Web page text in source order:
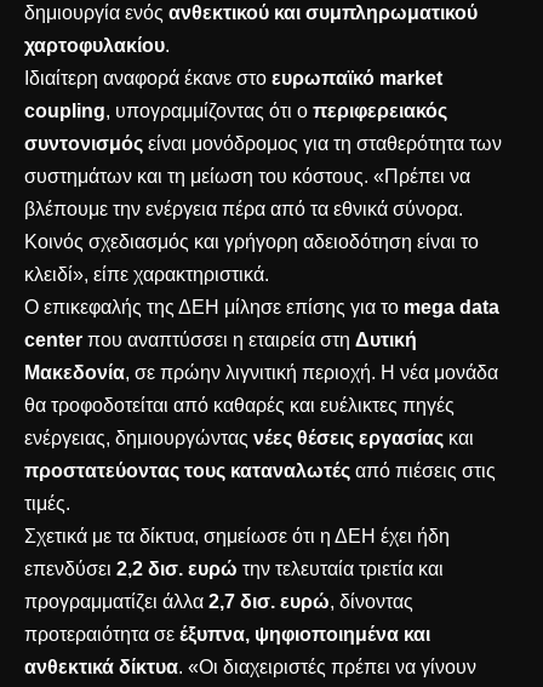
δημιουργία ενός ανθεκτικού και συμπληρωματικού
χαρτοφυλακίου.
Ιδιαίτερη αναφορά έκανε στο ευρωπαϊκό market
coupling, υπογραμμίζοντας ότι ο περιφερειακός
συντονισμός είναι μονόδρομος για τη σταθερότητα των
συστημάτων και τη μείωση του κόστους. «Πρέπει να
βλέπουμε την ενέργεια πέρα από τα εθνικά σύνορα.
Κοινός σχεδιασμός και γρήγορη αδειοδότηση είναι το
κλειδί», είπε χαρακτηριστικά.
Ο επικεφαλής της ΔΕΗ μίλησε επίσης για το mega data
center που αναπτύσσει η εταιρεία στη Δυτική
Μακεδονία, σε πρώην λιγνιτική περιοχή. Η νέα μονάδα
θα τροφοδοτείται από καθαρές και ευέλικτες πηγές
ενέργειας, δημιουργώντας νέες θέσεις εργασίας και
προστατεύοντας τους καταναλωτές από πιέσεις στις
τιμές.
Σχετικά με τα δίκτυα, σημείωσε ότι η ΔΕΗ έχει ήδη
επενδύσει 2,2 δισ. ευρώ την τελευταία τριετία και
προγραμματίζει άλλα 2,7 δισ. ευρώ, δίνοντας
προτεραιότητα σε έξυπνα, ψηφιοποιημένα και
ανθεκτικά δίκτυα. «Οι διαχειριστές πρέπει να γίνουν